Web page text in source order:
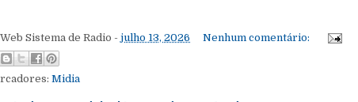
Web Sistema de Radio - julho 13, 2026 Nenhum comentário:
Midia